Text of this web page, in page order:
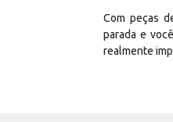
Com peças
parada e
realmente